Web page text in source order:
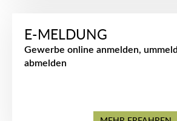
E-MELDUNG
Gewerbe online anmelden,
abmelden